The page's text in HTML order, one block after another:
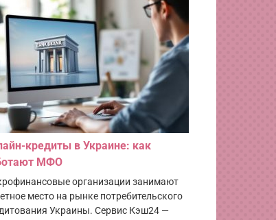
кредиты в Украине: как
МФО
организации занимают
место на рынке потребительского
Украины. Сервис Кэш24 —